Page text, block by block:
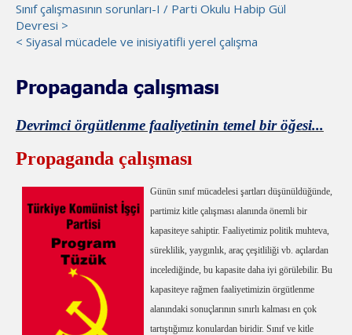
Sınıf çalışmasının sorunları-I / Parti Okulu Habip Gül
Devresi >
< Siyasal mücadele ve inisiyatifli yerel çalışma
Propaganda çalışması
Devrimci örgütlenme faaliyetinin temel bir öğesi...
Propaganda çalışması
Günün sınıf mücadelesi şartları düşünüldüğünde,
partimiz kitle çalışması alanında önemli bir
kapasiteye sahiptir. Faaliyetimiz politik muhteva,
süreklilik, yaygınlık, araç çeşitliliği vb. açılardan
incelediğinde, bu kapasite daha iyi görülebilir. Bu
kapasiteye rağmen faaliyetimizin örgütlenme
alanındaki sonuçlarının sınırlı kalması en çok
tartıştığımız konulardan biridir. Sınıf ve kitle